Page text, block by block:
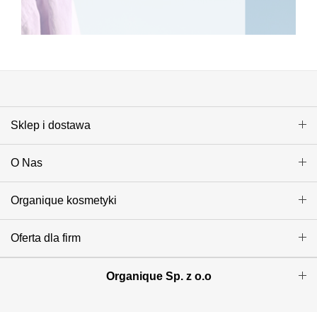
Sklep i dostawa
O Nas
Organique kosmetyki
Oferta dla firm
Organique Sp. z o.o